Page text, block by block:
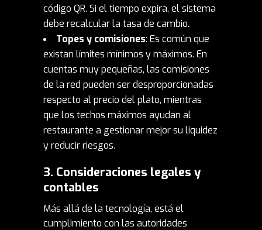
código QR. Si el tiempo expira, el sistema
debe recalcular la tasa de cambio.
Topes y comisiones: Es común que
existan límites mínimos y máximos. En
cuentas muy pequeñas, las comisiones
de la red pueden ser desproporcionadas
respecto al precio del plato, mientras
que los techos máximos ayudan al
restaurante a gestionar mejor su liquidez
y reducir riesgos.
3. Consideraciones legales y
contables
Más allá de la tecnología, está el
cumplimiento con las autoridades